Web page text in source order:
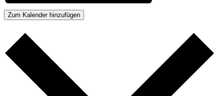
Zum Kalender hinzufügen